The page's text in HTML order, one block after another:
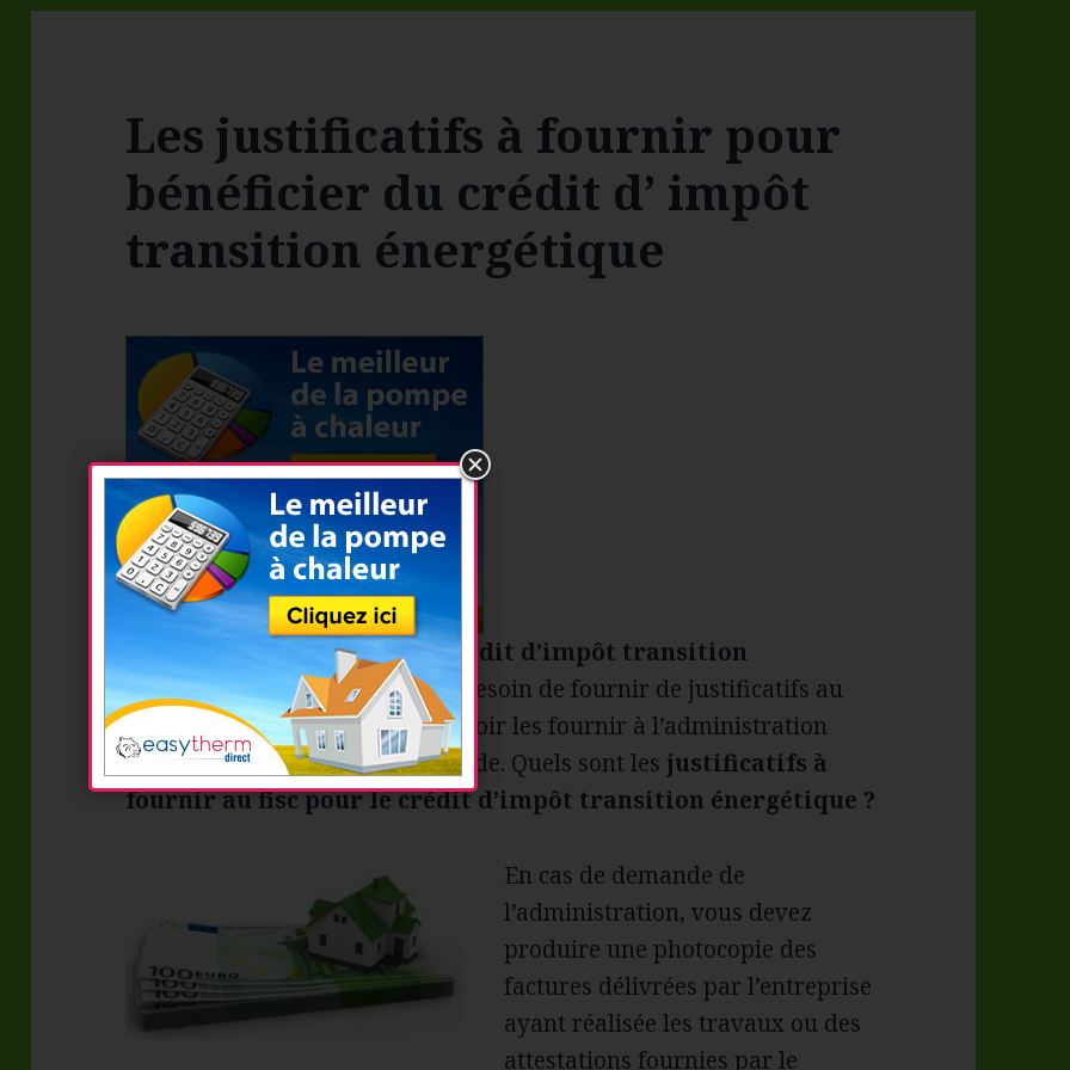
Les justificatifs à fournir pour
bénéficier du crédit d’ impôt
transition énergétique
Pour pouvoir
bénéficier du crédit d’impôt transition
énergétique
, vous n’avez pas besoin de fournir de justificatifs au
fisc. Vous devez cependant pouvoir les fournir à l’administration
fiscale si celle-ci vous les demande. Quels sont les justificatifs à
fournir au fisc pour le crédit d’impôt transition énergétique ?
En cas de demande de
l’administration, vous devez
produire une photocopie des
factures délivrées par l’entreprise
ayant réalisée les travaux ou des
attestations fournies par le